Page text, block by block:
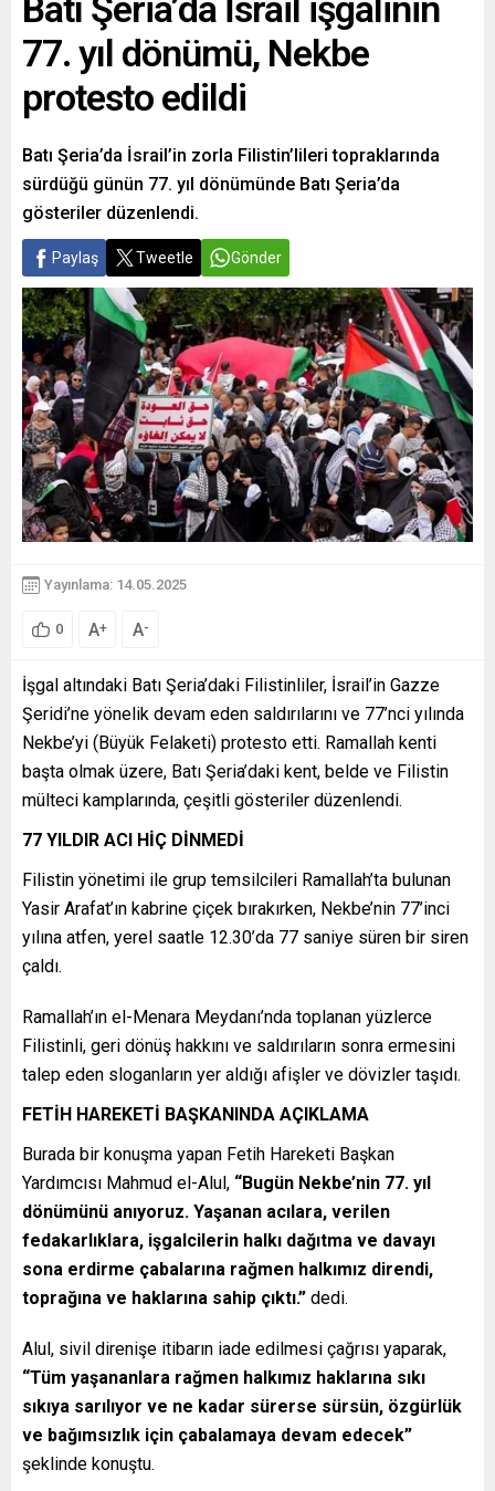
Batı Şeria’da İsrail işgalinin
77. yıl dönümü, Nekbe
protesto edildi
Batı Şeria’da İsrail’in zorla Filistin’lileri topraklarında
sürdüğü günün 77. yıl dönümünde Batı Şeria’da
gösteriler düzenlendi.
Paylaş Tweetle Gönder
Yayınlama: 14.05.2025
0 A+ A-
İşgal altındaki Batı Şeria’daki Filistinliler, İsrail’in Gazze
Şeridi’ne yönelik devam eden saldırılarını ve 77’nci yılında
Nekbe’yi (Büyük Felaketi) protesto etti. Ramallah kenti
başta olmak üzere, Batı Şeria’daki kent, belde ve Filistin
mülteci kamplarında, çeşitli gösteriler düzenlendi.
77 YILDIR ACI HİÇ DİNMEDİ
Filistin yönetimi ile grup temsilcileri Ramallah’ta bulunan
Yasir Arafat’ın kabrine çiçek bırakırken, Nekbe’nin 77’inci
yılına atfen, yerel saatle 12.30’da 77 saniye süren bir siren
çaldı.
Ramallah’ın el-Menara Meydanı’nda toplanan yüzlerce
Filistinli, geri dönüş hakkını ve saldırıların sonra ermesini
talep eden sloganların yer aldığı afişler ve dövizler taşıdı.
FETİH HAREKETİ BAŞKANINDA AÇIKLAMA
Burada bir konuşma yapan Fetih Hareketi Başkan
Yardımcısı Mahmud el-Alul, “Bugün Nekbe’nin 77. yıl
dönümünü anıyoruz. Yaşanan acılara, verilen
fedakarlıklara, işgalcilerin halkı dağıtma ve davayı
sona erdirme çabalarına rağmen halkımız direndi,
toprağına ve haklarına sahip çıktı.” dedi.
Alul, sivil direnişe itibarın iade edilmesi çağrısı yaparak,
“Tüm yaşananlara rağmen halkımız haklarına sıkı
sıkıya sarılıyor ve ne kadar sürerse sürsün, özgürlük
ve bağımsızlık için çabalamaya devam edecek”
şeklinde konuştu.